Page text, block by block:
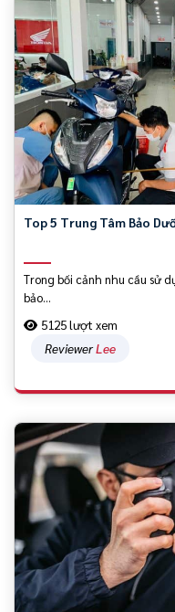
Top 5 Trung Tâm Bảo
Trong bối cảnh nhu cầu sử
bảo...
5125 lượt xem
ReviewerLee